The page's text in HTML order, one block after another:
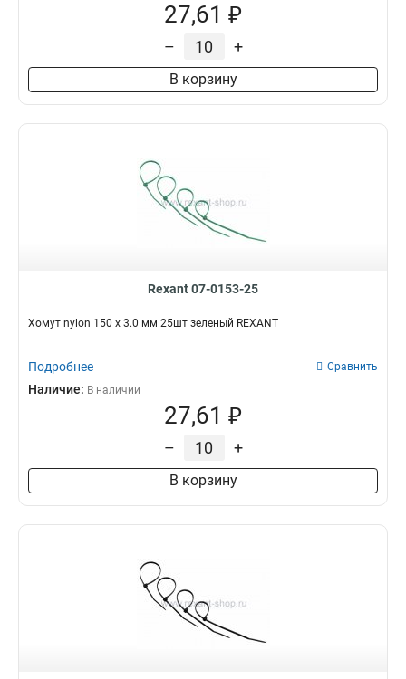
27,61 ₽
– +
В корзину
Rexant 07-0153-25
Хомут nylon 150 х 3.0 мм 25шт зеленый REXANT
Подробнее Сравнить
Наличие: В наличии
27,61 ₽
– +
В корзину